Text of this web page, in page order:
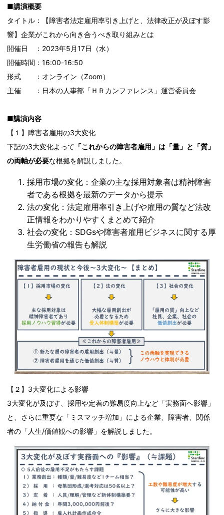
■講演概要
タイトル：【障害者法定雇用率引き上げと、法律改正が及ぼす影
響】企業がこれから向き合うべき取り組みとは
開催日 ：2023年5月17日（水）
開催時間：16:00-16:50
形式 ：オンライン（Zoom）
主催 ：日本の人事部「ＨＲカンファレンス」運営委員会
■講演内容
【１】障害者雇用の3大変化
下記の3大変化よって 「これからの障害者雇用」は「量」と「質」
の両軸が必要な根拠を解説しました。
採用市場の変化：企業の主な採用対象者は精神障害
者である根拠を最新のデータから提示
法の変化：法定雇用率引き上げや雇用の質など法改
正情報をわかりやすくまとめて紹介
社会の変化：SDGsや障害者雇用ビジネスに関する厚
生労働省の報告も解説
【２】3大変化による影響
3大変化が及ぼす、採用や定着の難易度向上など「実務面へ影響」
と、さらに重要な「ミスマッチ増加」による企業、障害者、関係
者の「人生/価値観への影響」を解説しました。